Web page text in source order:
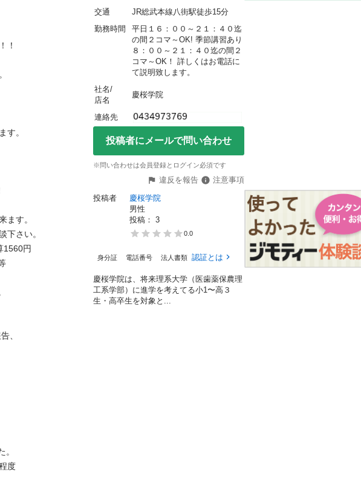
！
す。
ます。
下さい。
1560円
、
度
交通
JR総武本線八街駅徒歩15分
勤務時間
平日１６：００～２１：４０迄
の間２コマ～OK! 季節講習あり
８：００～２１：４０迄の間２
コマ～OK！ 詳しくはお電話に
て説明致します。
社名/
店名
慶桜学院
連絡先
投稿者にメールで問い合わせ
※問い合わせは会員登録とログイン必須です
違反を報告
注意事項
投稿者
慶桜学院
男性
投稿： 3
0.0
身分証 電話番号 法人書類 認証とは
慶桜学院は、将来理系大学（医歯薬保農理
工系学部）に進学を考えてる小1〜高３
生・高卒生を対象と...